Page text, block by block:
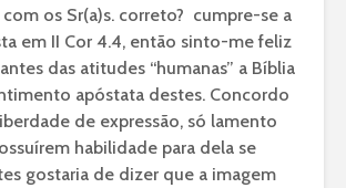
os Sr(a)s. correto? cumpre-se a
em II Cor 4.4, então sinto-me feliz
das atitudes “humanas” a Bíblia
apóstata destes. Concordo
de expressão, só lamento
habilidade para dela se
gostaria de dizer que a imagem